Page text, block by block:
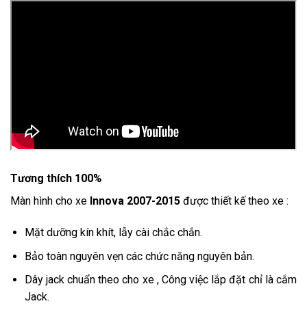
Tương thích 100%
Màn hình cho xe Innova 2007-2015 được thiết kế theo xe :
Mặt dưỡng kín khít, lẫy cài chắc chắn.
Bảo toàn nguyên vẹn các chức năng nguyên bản.
Dây jack chuẩn theo cho xe , Công việc lắp đặt chỉ là cắm
Jack.